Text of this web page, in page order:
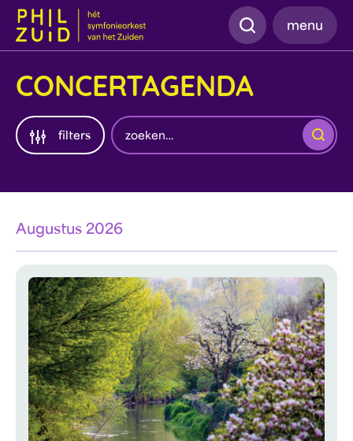
Zoeken
menu
CONCERTAGENDA
filters
Zoeken
Augustus 2026